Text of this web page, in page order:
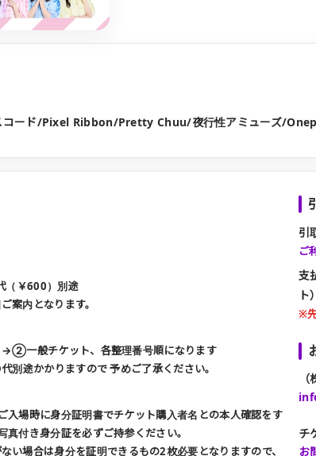
ード/Pixel Ribbon/Pretty Chuu/夜行性アミューズ/
（￥600）別途
案内となります。
一般チケット、各整理番号順になります
別途かかりますので 予めご了承ください。
場時に身分証明書でチケット購入者名との本人確認をす
真付き身分証を必ずご持参ください。
い場合は身分を証明できるもの2枚必要となりますので、
引
ご
支
ト）
※
チ
お